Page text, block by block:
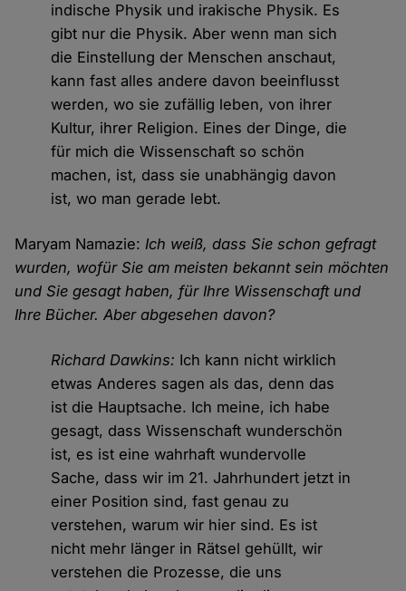
indische Physik und irakische Physik. Es
gibt nur die Physik. Aber wenn man sich
die Einstellung der Menschen anschaut,
kann fast alles andere davon beeinflusst
werden, wo sie zufällig leben, von ihrer
Kultur, ihrer Religion. Eines der Dinge, die
für mich die Wissenschaft so schön
machen, ist, dass sie unabhängig davon
ist, wo man gerade lebt.
Maryam Namazie:Ich weiß, dass Sie schon gefragt
wurden, wofür Sie am meisten bekannt sein möchten
und Sie gesagt haben, für Ihre Wissenschaft und
Ihre Bücher. Aber abgesehen davon?
Richard Dawkins: Ich kann nicht wirklich
etwas Anderes sagen als das, denn das
ist die Hauptsache. Ich meine, ich habe
gesagt, dass Wissenschaft wunderschön
ist, es ist eine wahrhaft wundervolle
Sache, dass wir im 21. Jahrhundert jetzt in
einer Position sind, fast genau zu
verstehen, warum wir hier sind. Es ist
nicht mehr länger in Rätsel gehüllt, wir
verstehen die Prozesse, die uns